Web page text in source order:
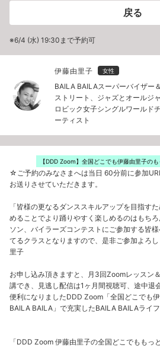
戻る
※6/4 (水) 19:30まで予約可
伊藤由里子 女性
BAILA BAILAスーパーバイザー
ストリート、ジャズとオールジ
ロビック女子シングルワールド
ーティスト
【DDD Zoom】全国どこでも伊藤由里子の
☆ご予約のみなさまへは当日 60分前に参加
お送りさせていただきます。
「皆様の更なるダンススキルアップを目指す
めることでより踊りやすく楽しめるのはもち
ソン、バイラーズコンテストにご参加する皆
てるクラスとなりますので、是非ご参加よろ
里子
お申し込み頂きますと、月3回Zoomレッスン
講でき、見逃し配信は1ヶ月間視聴可、途中退
便利になりましたDDD Zoom「全国どこでも
BAILA BAILA」で充実したBAILA BAILAライ
「DDD Zoom 伊藤由里子の全国どこでももっ